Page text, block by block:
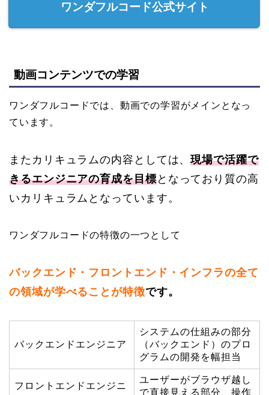
ワンダフルコード公式サイト
動画コンテンツでの学習
ワンダフルコードでは、動画での学習がメインとなっ
ています。
またカリキュラムの内容としては、現場で活躍で
きるエンジニアの育成を目標となっており質の高
いカリキュラムとなっています。
ワンダフルコードの特徴の一つとして
バックエンド・フロントエンド・インフラの全て
の領域が学べることが特徴です。
バックエンドエンジニア
システムの仕組みの部分
（バックエンド）のプロ
グラムの開発を幅担当
フロントエンドエンジニ
ユーザーがブラウザ越し
で直接見える部分、操作